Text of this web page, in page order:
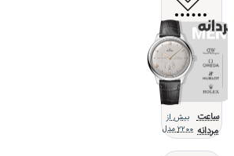
ساعت
مردانه
بیش از
2200 مدل